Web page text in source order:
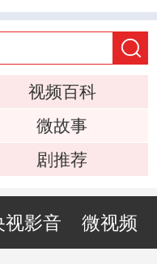
视频百科
微故事
剧推荐
视影音 微视频